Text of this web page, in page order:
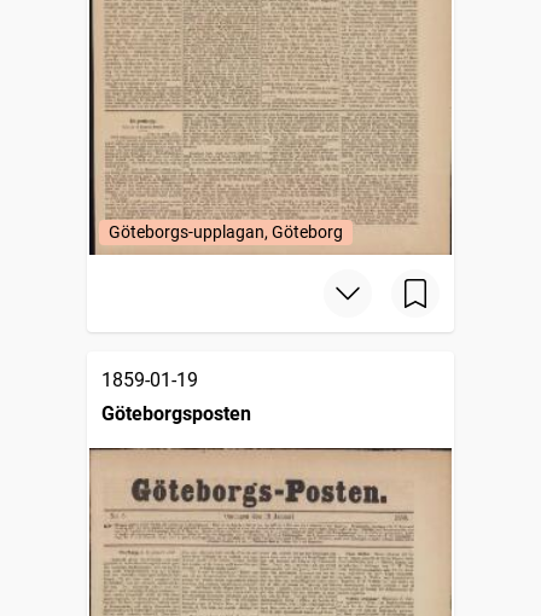
Göteborgs-upplagan, Göteborg
1859-01-19
Göteborgsposten